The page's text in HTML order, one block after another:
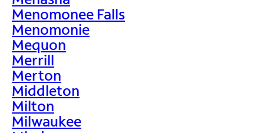
Menomonee Falls
Menomonie
Mequon
Merrill
Merton
Middleton
Milton
Milwaukee